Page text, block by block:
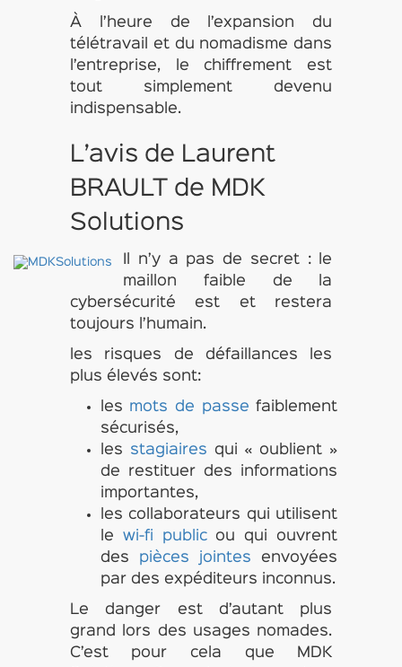
À l’heure de l’expansion du
télétravail et du nomadisme dans
l’entreprise, le chiffrement est
tout simplement devenu
indispensable.
L’avis de Laurent
BRAULT de MDK
Solutions
Il n’y a pas de secret : le
maillon faible de la
cybersécurité est et restera
toujours l’humain.
les risques de défaillances les
plus élevés sont:
les mots de passe faiblement
sécurisés,
les stagiaires qui « oublient »
de restituer des informations
importantes,
les collaborateurs qui utilisent
le wi-fi publicou qui ouvrent
des pièces jointes envoyées
par des expéditeurs inconnus.
Le danger est d’autant plus
grand lors des usages nomades.
C’est pour cela que MDK